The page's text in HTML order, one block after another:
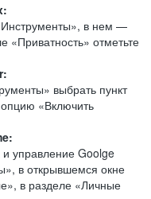
в нем —
«Приватность» отметьте
выбрать пункт
«Включить
управление Goolge
в открывшемся окне
в разделе «Личные